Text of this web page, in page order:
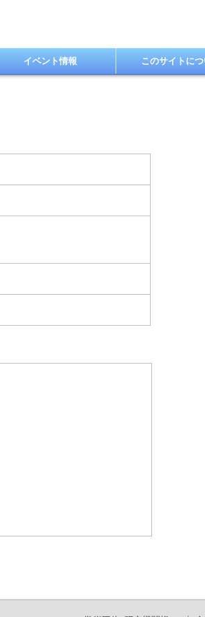
イベント情報 このサイトに